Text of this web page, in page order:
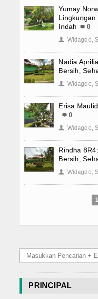
Yumay
Lingkungan
Indah
0
👤 Widagdo,
Nadia
Bersih,
👤 Widagdo,
Erisa
0
👤 Widagdo,
Rindha
Bersih,
👤 Widagdo,
1
PRINCIPAL